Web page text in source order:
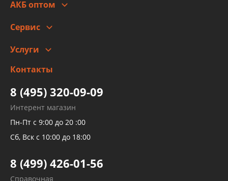
Гарантии и возврат
АКБ оптом
Сервис
Заправка кондиционера авто
Детейлинг
Услуги
высокого давления
Тормозных трубок
Рукавов гидроусилителей
Рукавов компрессоров и турбин
Трубок кондиционеров
Развертка пайка медных стальных
Контакты
8 (495) 320-09-09
Интерент магазин
Пн-Пт с 9:00 до 20 :00
Сб, Вск с 10:00 до 18:00
8 (499) 426-01-56
Справочная